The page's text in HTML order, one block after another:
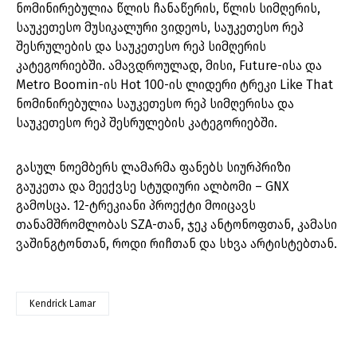
ნომინირებულია წლის ჩანაწერის, წლის სიმღერის,
საუკეთესო მუსიკალური ვიდეოს, საუკეთესო რეპ
შესრულების და საუკეთესო რეპ სიმღერის
კატეგორიებში. ამავდროულად, მისი, Future-ისა და
Metro Boomin-ის Hot 100-ის ლიდერი ტრეკი Like That
ნომინირებულია საუკეთესო რეპ სიმღერისა და
საუკეთესო რეპ შესრულების კატეგორიებში.
გასულ ნოემბერს ლამარმა ფანებს სიურპრიზი
გაუკეთა და მეექვსე სტუდიური ალბომი – GNX
გამოსცა. 12-ტრეკიანი პროექტი მოიცავს
თანამშრომლობას SZA-თან, ჯეკ ანტონოფთან, კამასი
ვაშინგტონთან, როდი რიჩთან და სხვა არტისტებთან.
Kendrick Lamar